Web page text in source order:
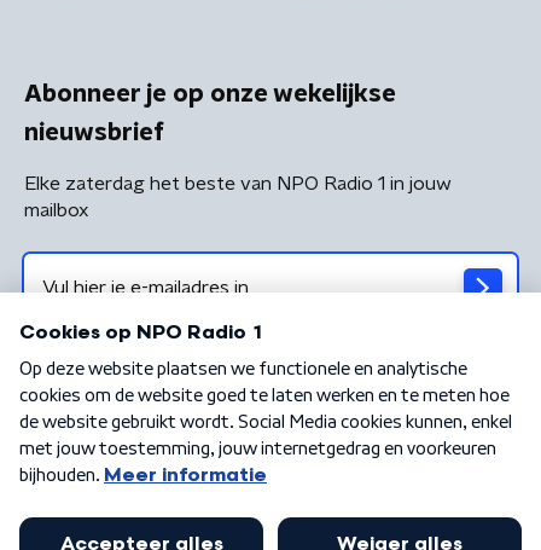
Abonneer je op onze wekelijkse
nieuwsbrief
Elke zaterdag het beste van NPO Radio 1 in jouw
mailbox
Algemene voorwaarden